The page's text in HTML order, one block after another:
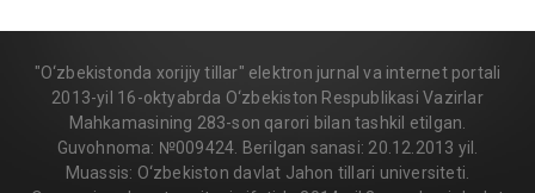
"O‘zbekistonda xorijiy tillar" elektron jurnal va internet portali
2013-yil 16-oktyabrda O‘zbekiston Respublikasi Vazirlar
Mahkamasining 283-son qarori bilan tashkil etilgan.
Guvohnoma: №009424. Berilgan sanasi: 20.12.2013 yil.
Muassis: O‘zbekiston davlat Jahon tillari universiteti.